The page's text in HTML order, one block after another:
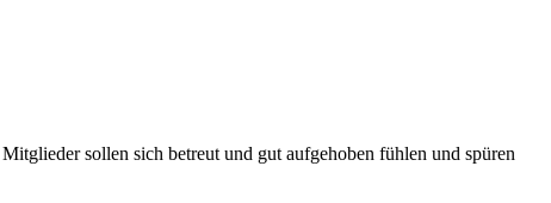
sollen sich betreut und gut aufgehoben fühlen und spüren